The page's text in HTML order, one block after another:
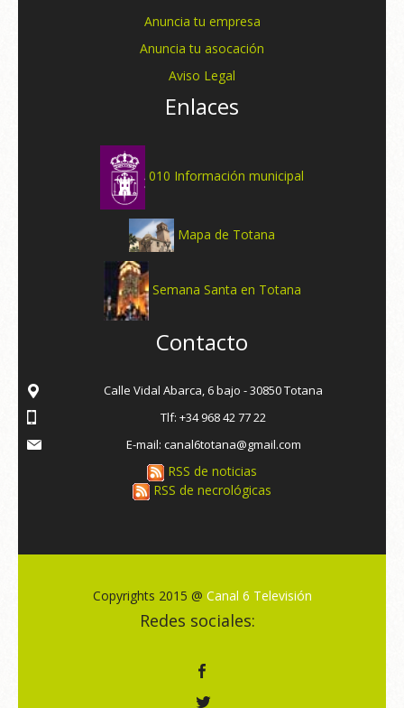
Anuncia tu empresa
Anuncia tu asocación
Aviso Legal
Enlaces
010 Información municipal
Mapa de Totana
Semana Santa en Totana
Contacto
Calle Vidal Abarca, 6 bajo - 30850 Totana
Tlf: +34 968 42 77 22
E-mail: canal6totana@gmail.com
RSS de noticias
RSS de necrológicas
Copyrights 2015 @ Canal 6 Televisión
Redes sociales: